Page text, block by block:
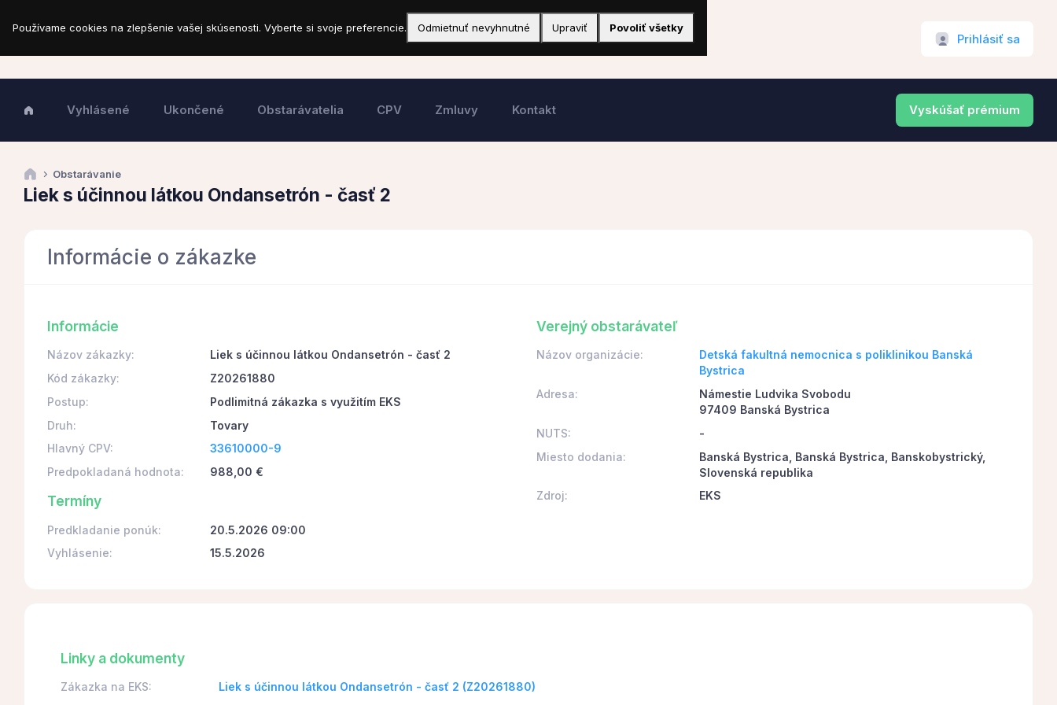
Prihlásiť sa
Vyhlásené Ukončené Obstarávatelia CPV Zmluvy Kontakt Vyskúšať prémium
Obstarávanie
Liek s účinnou látkou Ondansetrón - časť 2
Informácie o zákazke
Informácie
Názov zákazky:
Liek s účinnou látkou Ondansetrón - časť 2
Kód zákazky:
Z20261880
Postup:
Podlimitná zákazka s využitím EKS
Druh:
Tovary
Hlavný CPV:
33610000-9
Predpokladaná hodnota:
988,00 €
Termíny
Predkladanie ponúk:
20.5.2026 09:00
Vyhlásenie:
15.5.2026
Verejný obstarávateľ
Názov organizácie:
Detská fakultná nemocnica s poliklinikou Banská
Bystrica
Adresa:
Námestie Ludvika Svobodu
97409 Banská Bystrica
NUTS:
-
Miesto dodania:
Banská Bystrica, Banská Bystrica, Banskobystrický,
Slovenská republika
Zdroj:
EKS
Linky a dokumenty
Zákazka na EKS: Liek s účinnou látkou Ondansetrón - časť 2 (Z20261880)
Používame cookies na zlepšenie vašej skúsenosti. Vyberte si svoje preferencie. Odmietnuť nevyhnutné Upraviť Povoliť všetky